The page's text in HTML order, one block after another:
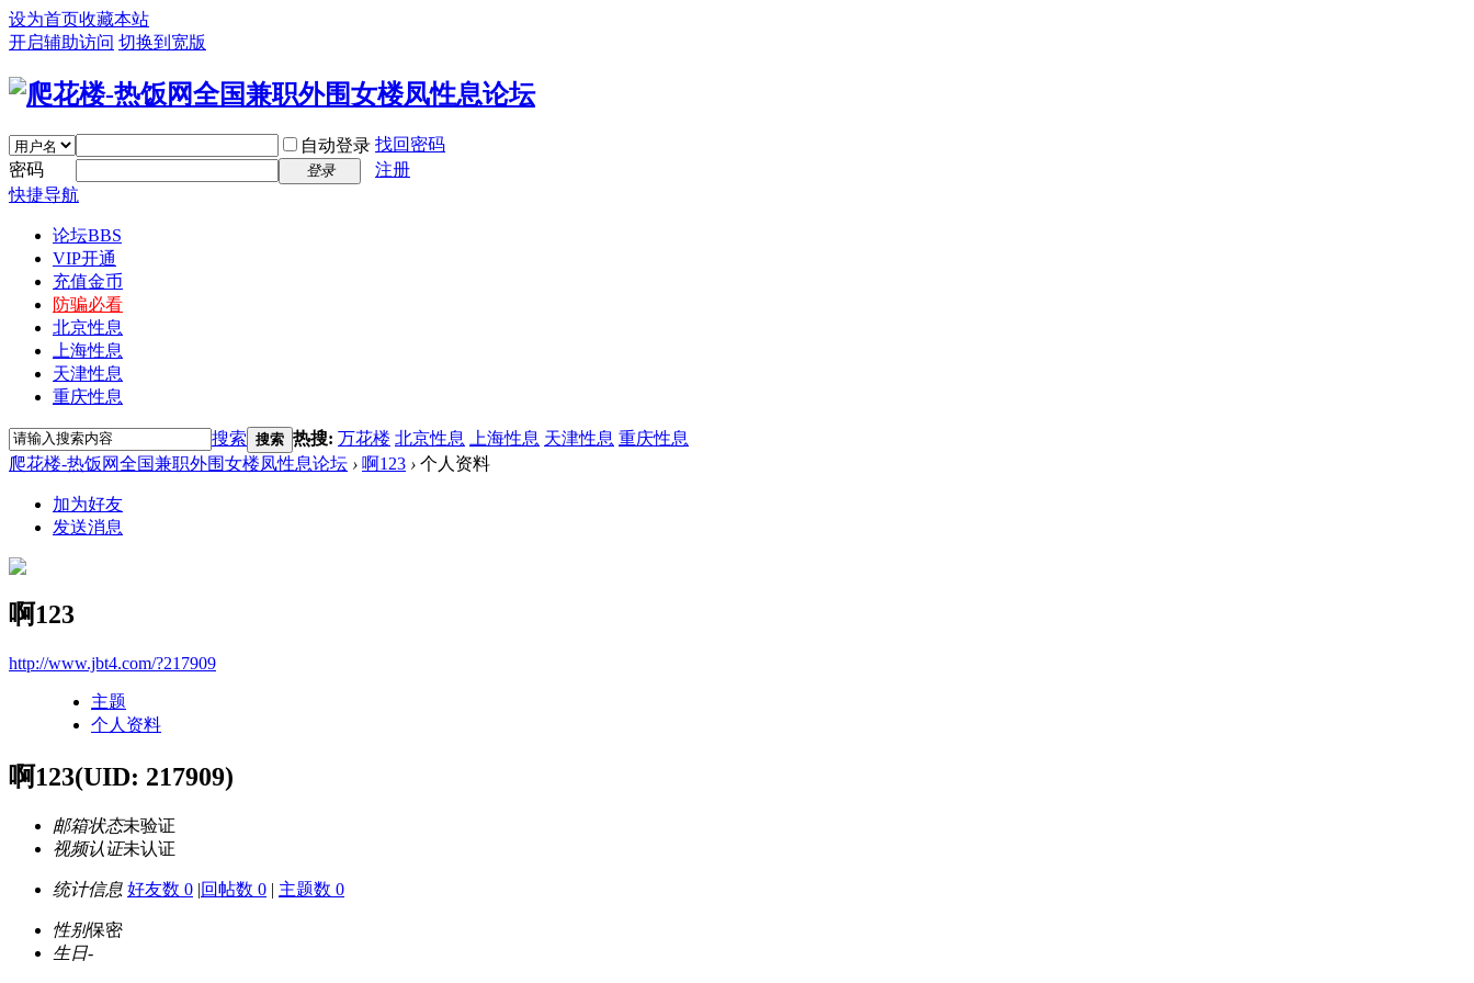
设为首页收藏本站
开启辅助访问 切换到宽版
自动登录 找回密码
密码
登录
注册
快捷导航
论坛BBS
VIP开通
充值金币
防骗必看
北京性息
上海性息
天津性息
重庆性息
搜索 搜索 热搜: 万花楼 北京性息 上海性息 天津性息 重庆性息
爬花楼-热饭网全国兼职外围女楼凤性息论坛 › 啊123 › 个人资料
加为好友
发送消息
啊123
http://www.jbt4.com/?217909
主题
个人资料
啊123(UID: 217909)
邮箱状态未验证
视频认证未认证
统计信息 好友数 0 |回帖数 0 | 主题数 0
性别保密
生日-